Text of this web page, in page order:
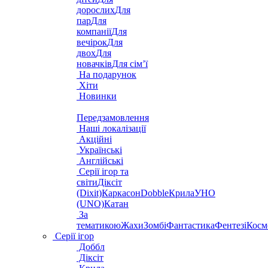
дорослихДля
парДля
компаніїДля
вечірокДля
двохДля
новачківДля сім’ї
На подарунок
Хіти
Новинки
Передзамовлення
Наші локалізації
Акційні
Українські
Англійські
Серії ігор та
світиДіксіт
(Dixit)КаркасонDobbleКрилаУНО
(UNO)Катан
За
тематикоюЖахиЗомбіФантастикаФентезі
Серії ігор
Доббл
Діксіт